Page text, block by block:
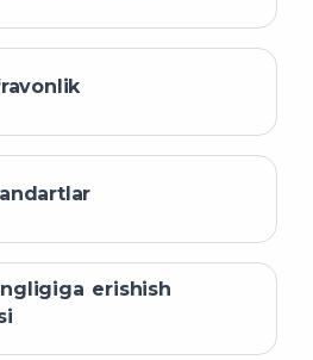
erishish